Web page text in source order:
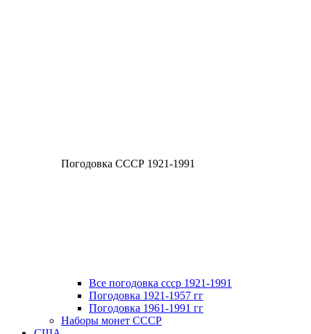
Погодовка СССР 1921-1991
Все погодовка ссср 1921-1991
Погодовка 1921-1957 гг
Погодовка 1961-1991 гг
Наборы монет СССР